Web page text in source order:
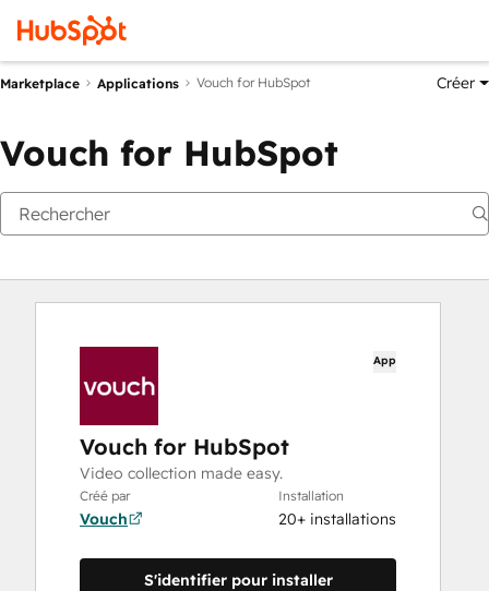
Marketplace Applications Vouch for HubSpot Créer
Vouch for HubSpot
App
Vouch for HubSpot
Video collection made easy.
Créé par
Vouch
Installation
20+ installations
S'identifier pour installer